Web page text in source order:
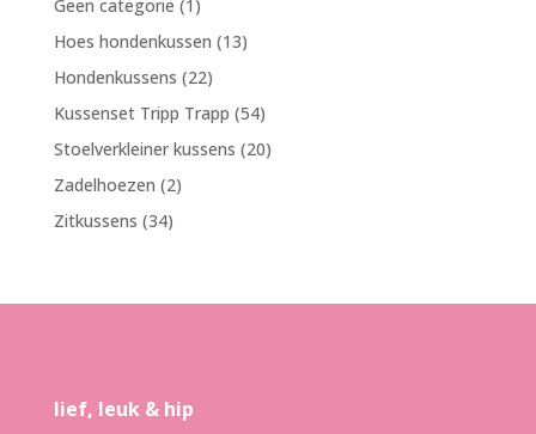
Geen categorie 1
product
Hoes hondenkussen 1313
Hondenkussens 2222
producten
Kussenset Tripp Trapp 5454
producten
Stoelverkleiner kussens 2020
Zadelhoezen 22
Zitkussens 3434
lief, leuk & hip